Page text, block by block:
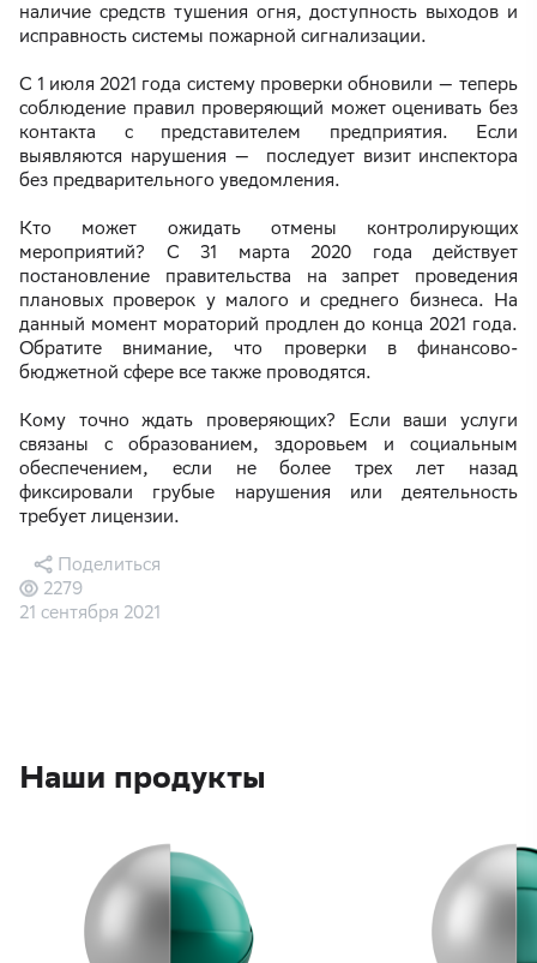
наличие средств тушения огня, доступность выходов и
исправность системы пожарной сигнализации.
С 1 июля 2021 года систему проверки обновили — теперь
соблюдение правил проверяющий может оценивать без
контакта с представителем предприятия. Если
выявляются нарушения — последует визит инспектора
без предварительного уведомления.
Кто может ожидать отмены контролирующих
мероприятий? С 31 марта 2020 года действует
постановление правительства на запрет проведения
плановых проверок у малого и среднего бизнеса. На
данный момент мораторий продлен до конца 2021 года.
Обратите внимание, что проверки в финансово-
бюджетной сфере все также проводятся.
Кому точно ждать проверяющих? Если ваши услуги
связаны с образованием, здоровьем и социальным
обеспечением, если не более трех лет назад
фиксировали грубые нарушения или деятельность
требует лицензии.
21 сентября 2021
2279
Поделиться
Наши продукты